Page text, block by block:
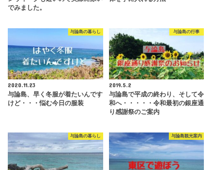
でみました。
与論島の暮らし
2020.11.23
与論島、早く冬服が着たいんです
けど・・・悩む今日の服装
与論島の行事
2019.5.2
与論島で平成の終わり、そして令
和へ・・・・・令和最初の銀座通
り感謝祭のご案内
与論島の暮らし 与論島観光案内